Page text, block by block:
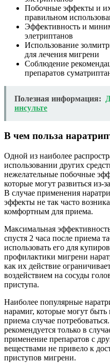
Побочные эффекты и
правильном
Эффективность и
элетриптанов
Использование
для лечения мигрени
Соблюдение
препаратов
Полезная информация:
инсульте
В чем польза
Одной из наиболее
использовании других
нежелательные побочные
которые могут развиться из-
В случае применения
эффекты не так часто
комфортным для приема.
Максимальная
спустя 2 часа после приема
использовать его для
профилактики мигрени
как их действие
воздействием на сосуды
приступа.
Наиболее популярные
нарамиг, которые могут
приема случае
рекомендуется только в
применение препаратов с
веществами не привело к
приступов мигрени.